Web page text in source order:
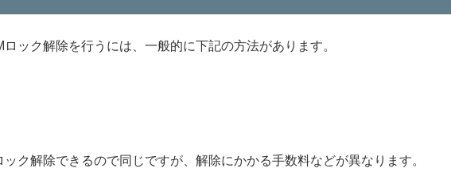
ロック解除を行うには、一般的に下記の方法があります。
ック解除できるので同じですが、解除にかかる手数料などが異なります。